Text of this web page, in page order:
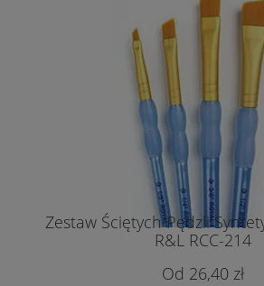
Zestaw Ściętych Pędzli
R&L RCC-214
26,40 zł